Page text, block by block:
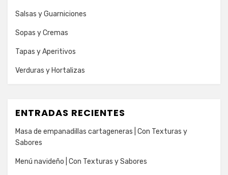
Salsas y Guarniciones
Sopas y Cremas
Tapas y Aperitivos
Verduras y Hortalizas
ENTRADAS RECIENTES
Masa de empanadillas cartageneras | Con Texturas y
Sabores
Menú navideño | Con Texturas y Sabores